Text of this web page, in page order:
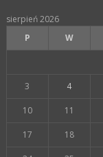
sierpień 2026
P
W
3 4
10 11
17 18